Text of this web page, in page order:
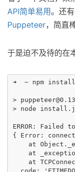
API简单易用。还
Puppeteer，简直
于是迫不及待的在
➜  ~ npm
>
> node
ERROR: Failed
{ Error: connect
at
at
at